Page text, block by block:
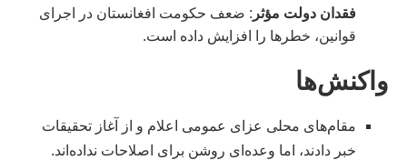
فقدان دولت مؤثر : ضعف حکومت افغانستان در اجرای
قوانین، خطرها را افزایش داده است.
واکنش‌ها
مقام‌های محلی عزای عمومی اعلام و از آغاز تحقیقات
خبر دادند، اما وعده‌ای روشن برای اصلاحات نداده‌اند.